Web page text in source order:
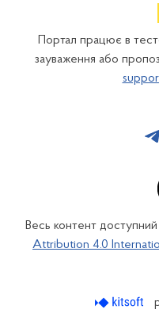
Портал працює в
зауваження або
Весь контент доступний
Attribution 4.0